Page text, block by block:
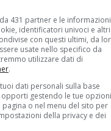
431 partner e le informazioni
identificatori univoci e
con questi ultimi, da
usate nello specifico da
utilizzare dati di
.
dati personali sulla base
gestendo le tue
o nel menu del sito per
della privacy e dei